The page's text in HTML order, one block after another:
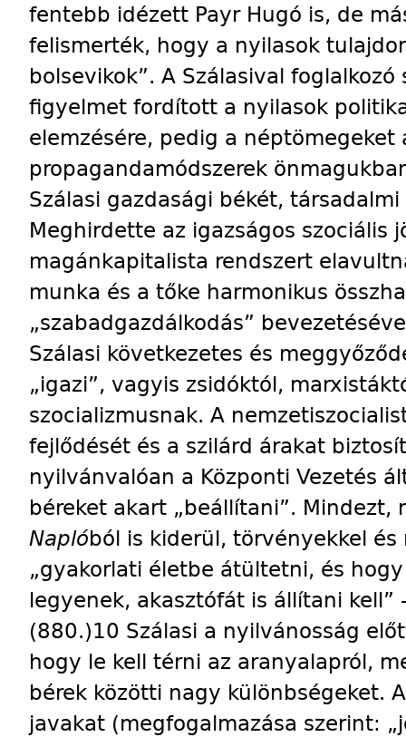
fentebb idézett Payr Hugó is, de
felismerték, hogy a nyilasok
bolsevikok”. A Szálasival
figyelmet fordított a nyilasok
elemzésére, pedig a néptömegeket
propagandamódszerek
Szálasi gazdasági békét,
Meghirdette az igazságos szociális
magánkapitalista rendszert
munka és a tőke harmonikus
„szabadgazdálkodás”
Szálasi következetes és
„igazi”, vagyis zsidóktól,
szocializmusnak. A
fejlődését és a szilárd árakat
nyilvánvalóan a Központi Vezetés
béreket akart „beállítani”.
Naplóból is kiderül, törvényekkel
„gyakorlati életbe átültetni, és
legyenek, akasztófát is állítani kell”
(880.)10 Szálasi a nyilvánosság
hogy le kell térni az aranyalapról,
bérek közötti nagy különbségeket.
javakat (megfogalmazása szerint: